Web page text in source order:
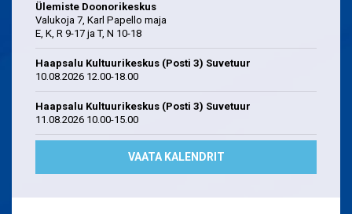
Ülemiste Doonorikeskus
Valukoja 7, Karl Papello maja
E, K, R 9-17 ja T, N 10-18
Haapsalu Kultuurikeskus (Posti 3) Suvetuur
10.08.2026 12.00-18.00
Haapsalu Kultuurikeskus (Posti 3) Suvetuur
11.08.2026 10.00-15.00
VAATA KALENDRIT